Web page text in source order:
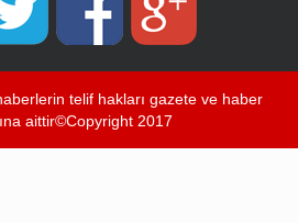
telif hakları gazete ve haber
aittir©Copyright 2017